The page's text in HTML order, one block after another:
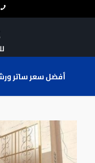
أفضل سعر ساتر